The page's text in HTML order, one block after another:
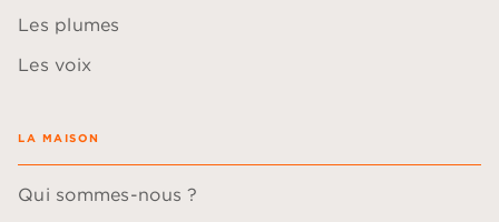
Les plumes
Les voix
LA MAISON
Qui sommes-nous ?